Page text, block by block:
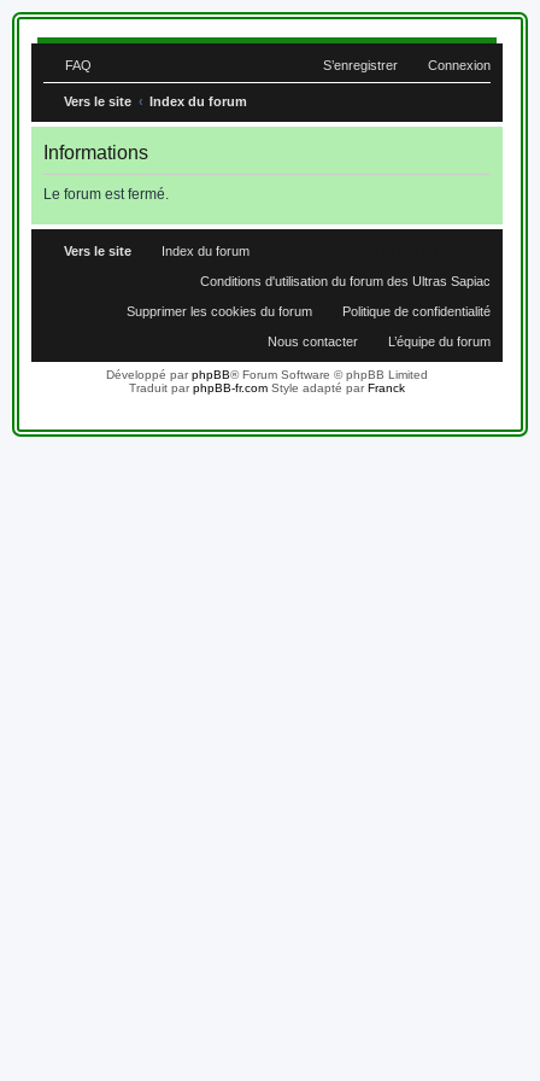
FAQ Connexion
S’enregistrer
Vers le site Index du forum
Informations
Le forum est fermé.
Vers le site Index du forum
Conditions d'utilisation du forum des Ultras Sapiac
Politique de confidentialité
Supprimer les cookies du forum
L’équipe du forum
Nous contacter
Développé parphpBB® Forum Software © phpBB Limited
Traduit parphpBB-fr.comStyle adapté parFranck